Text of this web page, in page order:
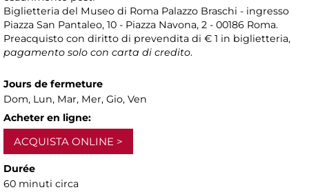
Biglietteria del Museo di Roma Palazzo Braschi - ingresso
Piazza San Pantaleo, 10 - Piazza Navona, 2 - 00186 Roma.
Preacquisto con diritto di prevendita di € 1 in biglietteria,
pagamento solo con carta di credito.
Jours de fermeture
Dom, Lun, Mar, Mer, Gio, Ven
Acheter en ligne:
ACQUISTA ONLINE
Durée
60 minuti circa